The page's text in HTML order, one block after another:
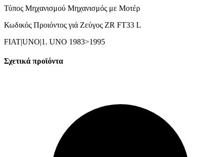
Τύπος Μηχανισμού Μηχανισμός με Μοτέρ
Κωδικός Προιόντος γιά Ζεύγος ZR FT33 L
FIAT|UNO|1. UNO 1983>1995
Σχετικά προϊόντα